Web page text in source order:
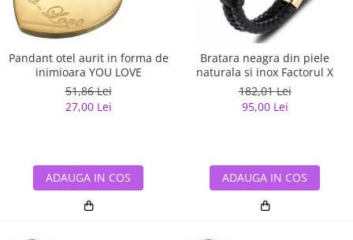
Pandant otel aurit in forma de
inimioara YOU LOVE
51,86 Lei
27,00 Lei
ADAUGA IN COS
Bratara neagra din piele
naturala si inox Factorul X
182,01 Lei
95,00 Lei
ADAUGA IN COS